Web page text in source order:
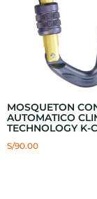
MOSQUETON
AUTOMATICO
TECHNOLOGY K-
S/90.00